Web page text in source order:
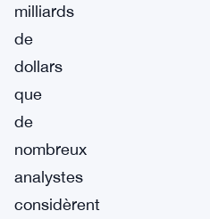
milliards
de
dollars
que
de
nombreux
analystes
considèrent